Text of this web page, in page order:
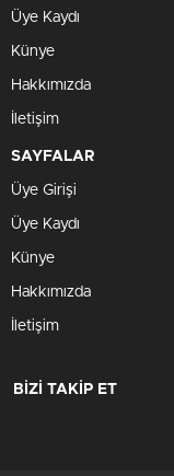
Üye Kaydı
Künye
Hakkımızda
İletişim
SAYFALAR
Üye Girişi
Üye Kaydı
Künye
Hakkımızda
İletişim
BİZİ TAKİP ET